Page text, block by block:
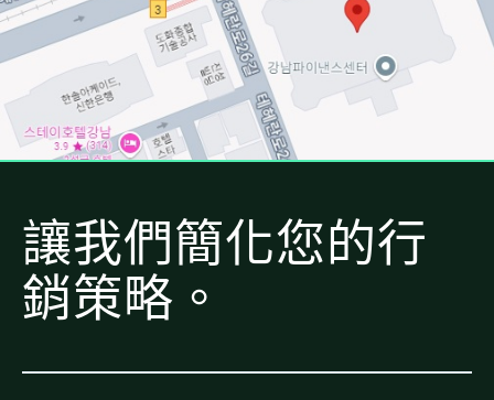
讓我們簡化您的行
銷策略。